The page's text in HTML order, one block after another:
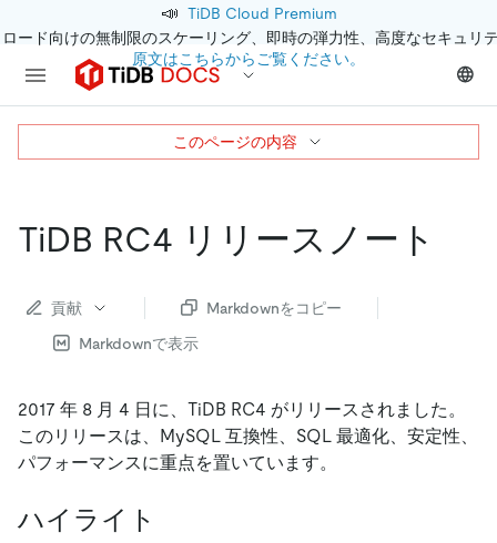
📣 TiDB Cloud Premium
ード向けの無制限のスケーリング、即時の弾力性、高度なセキュリ
原文はこちらからご覧ください。
TiDB RC4 リリースノート
貢献
Markdownをコピー
Markdownで表示
2017 年 8 月 4 日に、TiDB RC4 がリリースされました。
このリリースは、MySQL 互換性、SQL 最適化、安定性、
パフォーマンスに重点を置いています。
ハイライト
このページの内容